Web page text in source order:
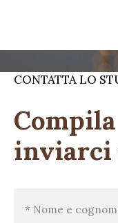
CONTATTA LO
inviarci